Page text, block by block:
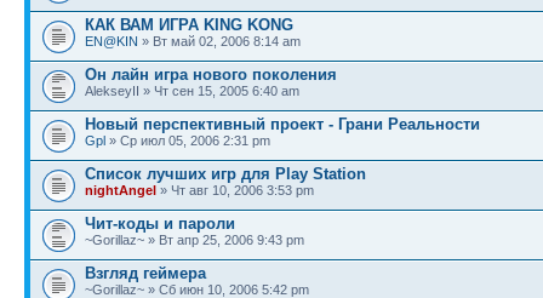
КАК ВАМ ИГРА KING KONG
EN@KIN » Вт май 02, 2006 8:14 am
Он лайн игра нового поколения
AlekseyII » Чт сен 15, 2005 6:40 am
Новый перспективный проект - Грани Реальности
Gpl » Ср июл 05, 2006 2:31 pm
Список лучших игр для Play Station
nightAngel » Чт авг 10, 2006 3:53 pm
Чит-коды и пароли
~Gorillaz~ » Вт апр 25, 2006 9:43 pm
Взгляд геймера
~Gorillaz~ » Сб июн 10, 2006 5:42 pm